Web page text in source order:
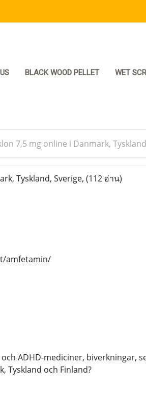
BLACK WOOD PELLET WET
7,5 mg online i Danmark,
Tyskland, Sverige, (112 อ่าน)
amfetamin/
ADHD-mediciner, biverkningar,
Tyskland och Finland?